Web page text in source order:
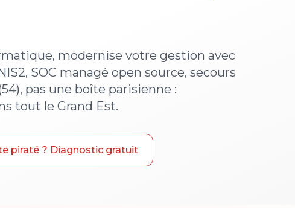
modernise votre gestion avec
SOC managé open source, secours
pas une boîte parisienne :
tout le Grand Est.
piraté ? Diagnostic gratuit